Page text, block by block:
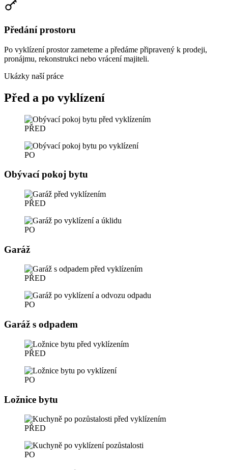
Předání prostoru
Po vyklízení prostor zameteme a předáme připravený k prodeji,
pronájmu, rekonstrukci nebo vrácení majiteli.
Ukázky naší práce
Před a po vyklízení
PŘED
PO
Obývací pokoj bytu
PŘED
PO
Garáž
PŘED
PO
Garáž s odpadem
PŘED
PO
Ložnice bytu
PŘED
PO